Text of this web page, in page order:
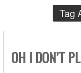
Tag
OH I DON’T